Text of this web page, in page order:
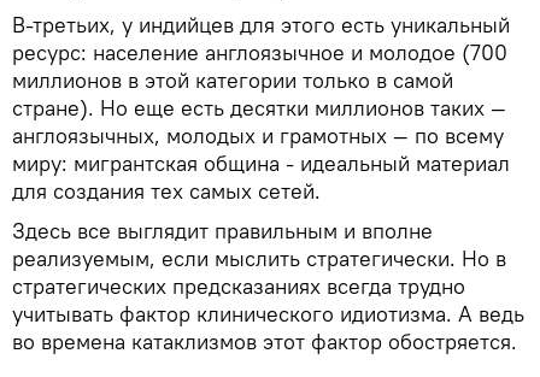
В-третьих, у индийцев для этого есть уникальный
ресурс: население англоязычное и молодое (700
миллионов в этой категории только в самой
стране). Но еще есть десятки миллионов таких —
англоязычных, молодых и грамотных — по всему
миру: мигрантская община - идеальный материал
для создания тех самых сетей.
Здесь все выглядит правильным и вполне
реализуемым, если мыслить стратегически. Но в
стратегических предсказаниях всегда трудно
учитывать фактор клинического идиотизма. А ведь
во времена катаклизмов этот фактор обостряется.